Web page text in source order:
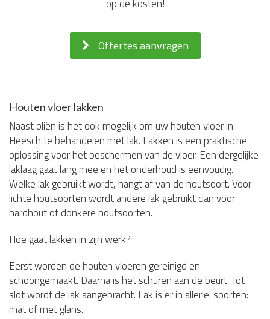
op de kosten!
Offertes aanvragen
Houten vloer lakken
Naast oliën is het ook mogelijk om uw houten vloer in
Heesch te behandelen met lak. Lakken is een praktische
oplossing voor het beschermen van de vloer. Een dergelijke
laklaag gaat lang mee en het onderhoud is eenvoudig.
Welke lak gebruikt wordt, hangt af van de houtsoort. Voor
lichte houtsoorten wordt andere lak gebruikt dan voor
hardhout of donkere houtsoorten.
Hoe gaat lakken in zijn werk?
Eerst worden de houten vloeren gereinigd en
schoongemaakt. Daarna is het schuren aan de beurt. Tot
slot wordt de lak aangebracht. Lak is er in allerlei soorten:
mat of met glans.